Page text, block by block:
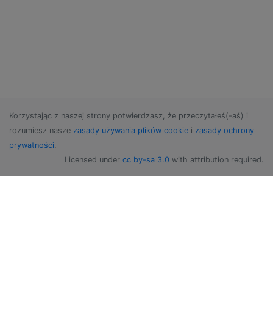
Korzystając z naszej strony potwierdzasz, że przeczytałeś(-aś) i
rozumiesz nasze zasady używania plików cookie i zasady ochrony
prywatności.
Licensed under cc by-sa 3.0 with attribution required.